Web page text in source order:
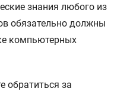
знания любого из
обязательно должны
компьютерных
обратиться за